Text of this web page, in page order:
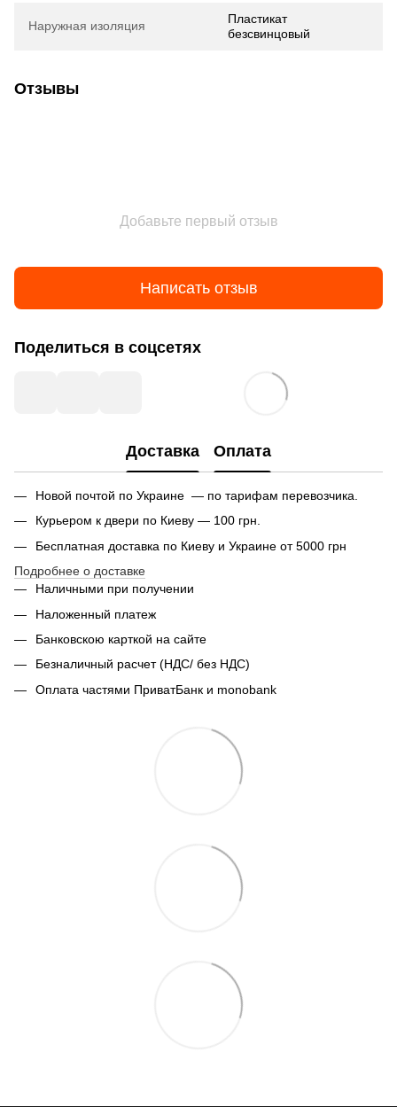
Наружная изоляция
Пластикат
безсвинцовый
Отзывы
Добавьте первый отзыв
Написать отзыв
Поделиться в соцсетях
Доставка Оплата
Новой почтой по Украине — по тарифам перевозчика.
Курьером к двери по Киеву — 100 грн.
Бесплатная доставка по Киеву и Украине от 5000 грн
Подробнее о доставке
Наличными при получении
Наложенный платеж
Банковскою карткой на сайте
Безналичный расчет (НДС/ без НДС)
Оплата частями ПриватБанк и monobank